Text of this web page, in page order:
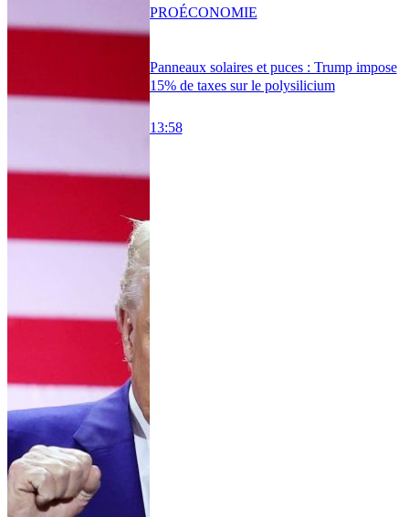
Panneaux solaires et puces : Trump impose
15% de taxes sur le polysilicium
13:58
PROÉCONOMIE